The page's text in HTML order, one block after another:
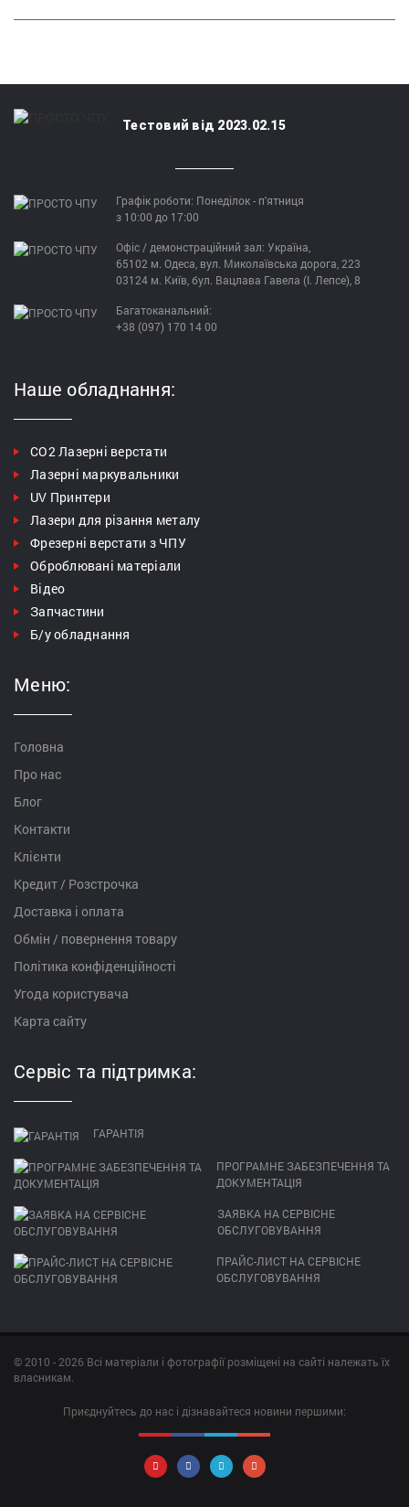
Тестовий від 2023.02.15
Графік роботи: Понеділок - п'ятниця
з 10:00 до 17:00
Офіс / демонстраційний зал: Україна,
65102 м. Одеса, вул. Миколаївська дорога, 223
03124 м. Київ, бул. Вацлава Гавела (І. Лепсе), 8
Багатоканальний:
+38 (097) 170 14 00
Наше обладнання:
СО2 Лазерні верстати
Лазерні маркувальники
UV Принтери
Лазери для різання металу
Фрезерні верстати з ЧПУ
Оброблювані матеріали
Відео
Запчастини
Б/у обладнання
Меню:
Головна
Про нас
Блог
Контакти
Клієнти
Кредит / Розстрочка
Доставка і оплата
Обмін / повернення товару
Політика конфіденційності
Угода користувача
Карта сайту
Сервіс та підтримка:
ГАРАНТІЯ
ПРОГРАМНЕ ЗАБЕЗПЕЧЕННЯ ТА
ДОКУМЕНТАЦІЯ
ЗАЯВКА НА СЕРВІСНЕ
ОБСЛУГОВУВАННЯ
ПРАЙС-ЛИСТ НА СЕРВІСНЕ
ОБСЛУГОВУВАННЯ
© 2010 - 2026 Всі матеріали і фотографії розміщені на сайті належать їх
власникам.
Приєднуйтесь до нас і дізнавайтеся новини першими: